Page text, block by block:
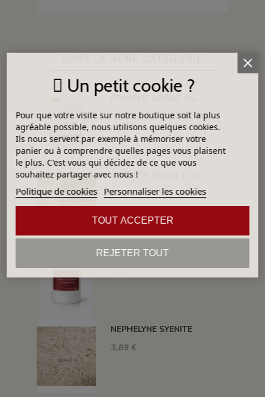
18,13 €
16,99 €
9,71 €
NEPHELYNE SYENITE
3,89 €
Un petit cookie ?
Pour que votre visite sur notre boutique soit la plus
agréable possible, nous utilisons quelques cookies.
Ils nous servent par exemple à mémoriser votre
panier ou à comprendre quelles pages vous plaisent
le plus. C'est vous qui décidez de ce que vous
souhaitez partager avec nous !
Politique de cookies Personnaliser les cookies
REJETER TOUT
TOUT ACCEPTER